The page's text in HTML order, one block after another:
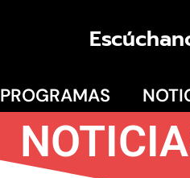
PROGRAMAS